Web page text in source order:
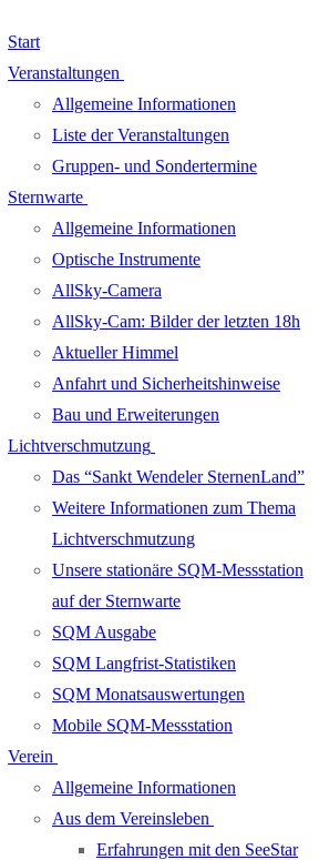
Start
Veranstaltungen
Allgemeine Informationen
Liste der Veranstaltungen
Gruppen- und Sondertermine
Sternwarte
Allgemeine Informationen
Optische Instrumente
AllSky-Camera
AllSky-Cam: Bilder der letzten 18h
Aktueller Himmel
Anfahrt und Sicherheitshinweise
Bau und Erweiterungen
Lichtverschmutzung
Das “Sankt Wendeler SternenLand”
Weitere Informationen zum Thema
Lichtverschmutzung
Unsere stationäre SQM-Messstation
auf der Sternwarte
SQM Ausgabe
SQM Langfrist-Statistiken
SQM Monatsauswertungen
Mobile SQM-Messstation
Verein
Allgemeine Informationen
Aus dem Vereinsleben
Erfahrungen mit den SeeStar